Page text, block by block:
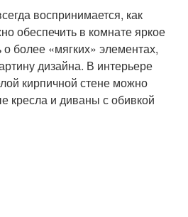
воспринимается, как
обеспечить в комнате яркое
более «мягких» элементах,
дизайна. В интерьере
кирпичной стене можно
кресла и диваны с обивкой